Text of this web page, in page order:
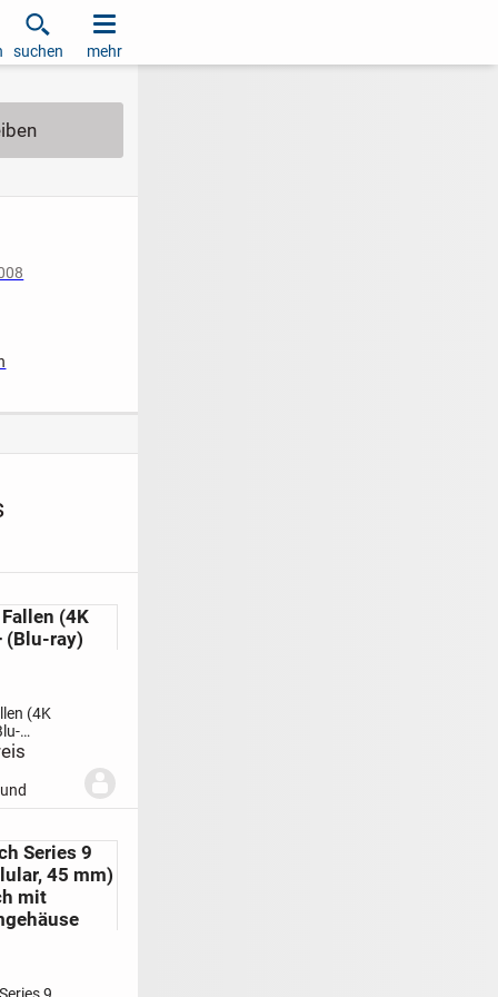
suchen mehr
(4K
(Blu-ray)
(4K
Series 9
45 mm)
mit
9